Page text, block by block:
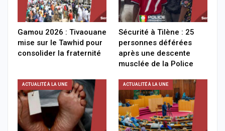
Gamou 2026 : Tivaouane
mise sur le Tawhid pour
consolider la fraternité
Sécurité à Tilène : 25
personnes déférées
après une descente
musclée de la Police
ACTUALITÉ À LA UNE ACTUALITÉ À LA UNE